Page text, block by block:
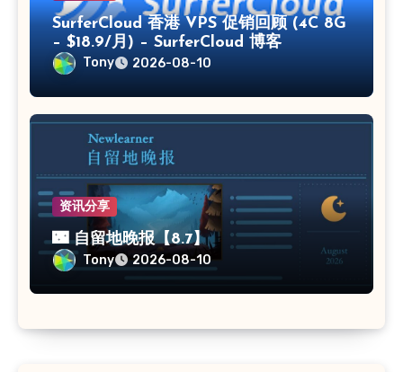
SurferCloud 香港 VPS 促销回顾 (4C 8G
– $18.9/月) – SurferCloud 博客
Tony 2026-08-10
资讯分享
🌃 自留地晚报【8.7】
Tony 2026-08-10